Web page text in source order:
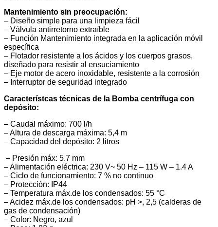
Mantenimiento sin preocupación:
– Diseño simple para una limpieza fácil
– Válvula antirretorno extraíble
– Función Mantenimiento integrada en la aplicación móvil
específica
– Flotador resistente a los ácidos y los cuerpos grasos,
diseñado para resistir al ensuciamiento
– Eje motor de acero inoxidable, resistente a la corrosión
– Interruptor de seguridad integrado
Característcas técnicas de la Bomba centrífuga con
depósito:
– Caudal máximo: 700 l/h
– Altura de descarga máxima: 5,4 m
– Capacidad del depósito: 2 litros
– Presión máx: 5.7 mm
– Alimentación eléctrica: 230 V~ 50 Hz – 115 W – 1.4 A
– Ciclo de funcionamiento: 7 % no continuo
– Protección: IP44
– Temperatura máx.de los condensados: 55 °C
– Acidez máx.de los condensados: pH >, 2,5 (calderas de
gas de condensación)
– Color: Negro, azul